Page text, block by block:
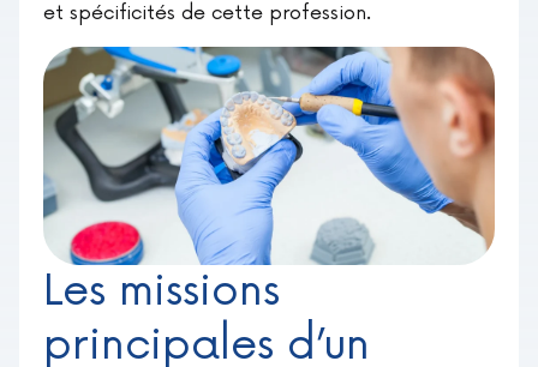
et spécificités de cette profession.
Les missions
principales d’un